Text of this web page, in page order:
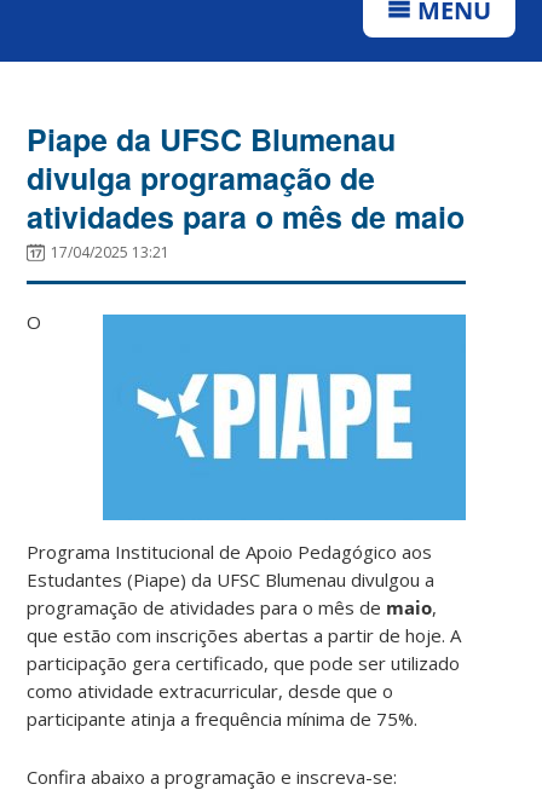
MENU
Piape da UFSC Blumenau
divulga programação de
atividades para o mês de maio
17/04/2025 13:21
O
Programa Institucional de Apoio Pedagógico aos
Estudantes (Piape) da UFSC Blumenau divulgou a
programação de atividades para o mês de maio,
que estão com inscrições abertas a partir de hoje. A
participação gera certificado, que pode ser utilizado
como atividade extracurricular, desde que o
participante atinja a frequência mínima de 75%.
Confira abaixo a programação e inscreva-se: